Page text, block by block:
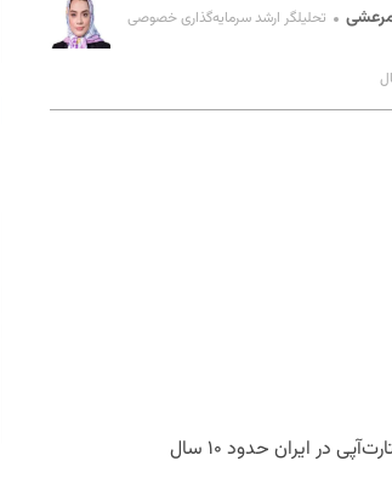
تحلیلگر ارشد سرمایه‌گذاری خصوصی
از شکل‌گیری فضای اکوسیستم نوآوری با تولد کسب‌و‌کارهای استارت‌آپی در ایران حدود ۱۰ سال